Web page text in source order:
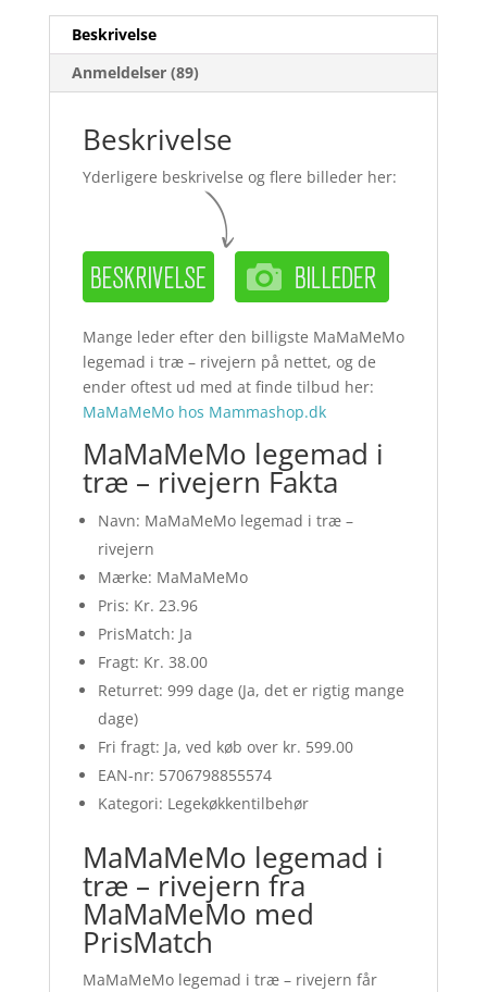
Beskrivelse
Anmeldelser (89)
Beskrivelse
Yderligere beskrivelse og flere billeder her:
Mange leder efter den billigste MaMaMeMo
legemad i træ – rivejern på nettet, og de
ender oftest ud med at finde tilbud her:
MaMaMeMo hos Mammashop.dk
MaMaMeMo legemad i
træ – rivejern Fakta
Navn: MaMaMeMo legemad i træ –
rivejern
Mærke: MaMaMeMo
Pris: Kr. 23.96
PrisMatch: Ja
Fragt: Kr. 38.00
Returret: 999 dage (Ja, det er rigtig mange
dage)
Fri fragt: Ja, ved køb over kr. 599.00
EAN-nr: 5706798855574
Kategori: Legekøkkentilbehør
MaMaMeMo legemad i
træ – rivejern fra
MaMaMeMo med
PrisMatch
MaMaMeMo legemad i træ – rivejern får